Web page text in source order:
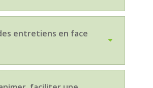
entretiens en face